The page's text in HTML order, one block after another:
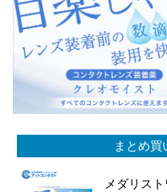
まとめ買
メダリス